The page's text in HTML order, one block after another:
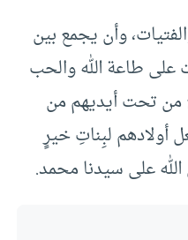
وأن يجمع بين
على طاعة الله والحب
من تحت أيديهم من
أولادهم لبِناتِ خيرٍ
على سيدنا محمد.